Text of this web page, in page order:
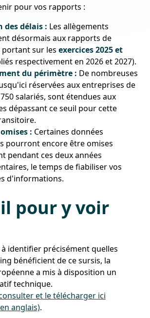
pour vos rapports :
des délais : Les allègements
désormais aux rapports de
sur les exercices 2025 et
respectivement en 2026 et 2027).
du périmètre : De nombreuses
réservées aux entreprises de
salariés, sont étendues aux
dépassant ce seuil pour cette
: Certaines données
pourront encore être omises
pendant ces deux années
le temps de fiabiliser vos
d'informations.
pour y voir
identifier précisément quelles
bénéficient de ce sursis, la
a mis à disposition un
technique.
et le télécharger ici
anglais).